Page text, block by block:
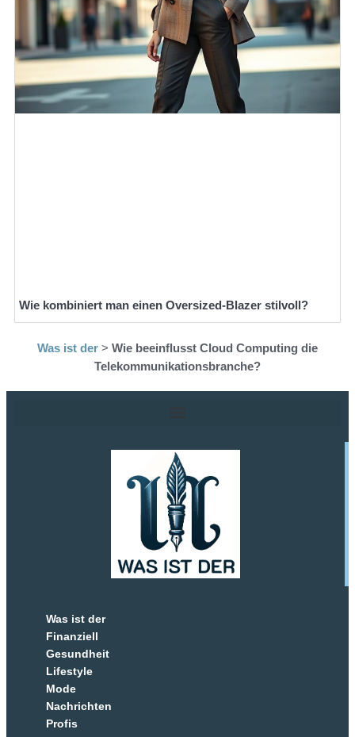
Wie kombiniert man einen Oversized-Blazer stilvoll?
Was ist der > Wie beeinflusst Cloud Computing die
Telekommunikationsbranche?
Was ist der
Finanziell
Gesundheit
Lifestyle
Mode
Nachrichten
Profis